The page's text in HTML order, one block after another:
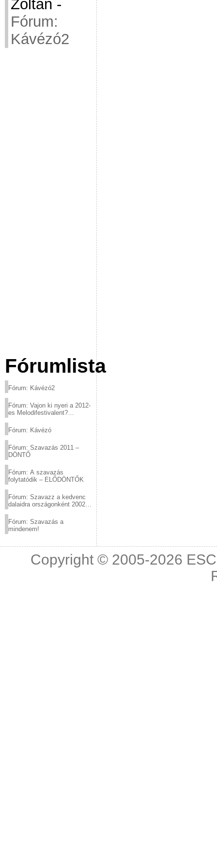
Zoltán -
Fórum:
Kávézó2
Fórumlista
Fórum: Kávézó2
Fórum: Vajon ki nyeri a 2012-
es Melodifestivalent?
Fórum: Kávézó
Fórum: Szavazás 2011 –
DÖNTŐ
Fórum: A szavazás
folytatódik – ELŐDÖNTŐK
Fórum: Szavazz a kedvenc
dalaidra országonként 2002
Fórum: Szavazás a
mindenem!
Copyright © 2005-2026